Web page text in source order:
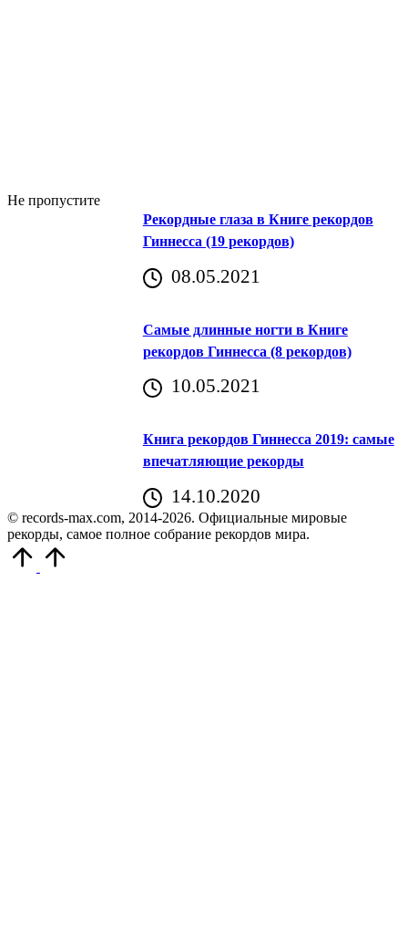
Не пропустите
Рекордные глаза в Книге рекордов
Гиннесса (19 рекордов)
08.05.2021
Самые длинные ногти в Книге
рекордов Гиннесса (8 рекордов)
10.05.2021
Книга рекордов Гиннесса 2019: самые
впечатляющие рекорды
14.10.2020
© records-max.com, 2014-2026. Официальные мировые
рекорды, самое полное собрание рекордов мира.